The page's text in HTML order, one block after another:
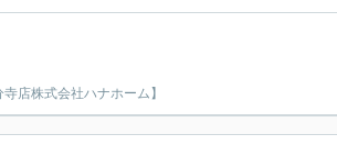
店株式会社ハナホーム】